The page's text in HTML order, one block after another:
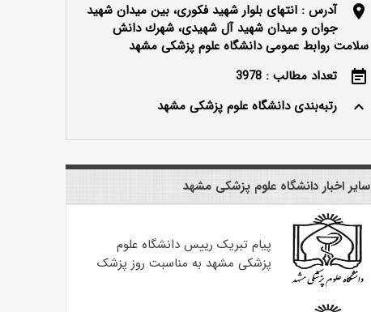
location_on
آدرس : انتهای بلوار شهید فکوری، بین میدان شهید
جوان و میدان شهید آل شهیدی، شهرك دانش
سلامت روابط عمومی دانشگاه علوم پزشکی مشهد
event_note
تعداد مطالب : 3978
keyboard_arrow_up
رتبه‌بندی دانشگاه علوم پزشکی مشهد
سایر اخبار دانشگاه علوم پزشکی مشهد
پیام تبریک رییس دانشگاه علوم
پزشکی مشهد به مناسبت روز پزشک